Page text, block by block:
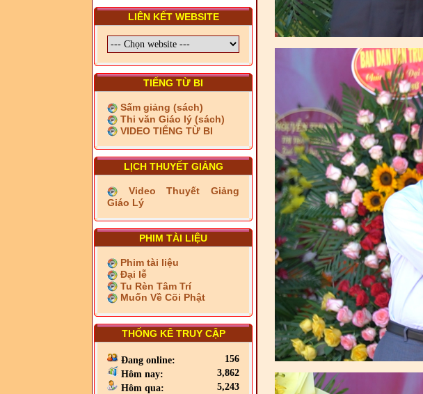
LIÊN KẾT WEBSITE
TIẾNG TỪ BI
Sấm giảng (sách)
Thi văn Giáo lý (sách)
VIDEO TIẾNG TỪ BI
LỊCH THUYẾT GIẢNG
Video Thuyết Giảng
Giáo Lý
PHIM TÀI LIỆU
Phim tài liệu
Đại lễ
Tu Rèn Tâm Trí
Muốn Về Cõi Phật
THỐNG KÊ TRUY CẬP
Đang online:
156
Hôm nay:
3,862
Hôm qua:
5,243